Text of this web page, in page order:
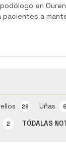
TÓDALAS
29 Uñas 8
2
en
a
lesións comúns
a